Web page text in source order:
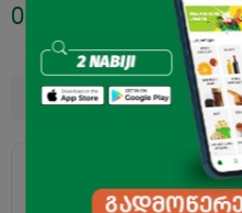
0.49